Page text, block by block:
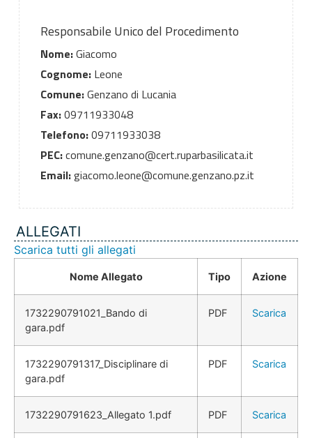
Responsabile Unico del Procedimento
Nome:Giacomo
Cognome:Leone
Comune:Genzano di Lucania
Fax:09711933048
Telefono:09711933038
PEC:comune.genzano@cert.ruparbasilicata.it
Email:giacomo.leone@comune.genzano.pz.it
ALLEGATI
Scarica tutti gli allegati
Nome Allegato Tipo Azione
1732290791021_Bando di
gara.pdf
PDF Scarica
1732290791317_Disciplinare di
gara.pdf
PDF Scarica
1732290791623_Allegato 1.pdf PDF Scarica